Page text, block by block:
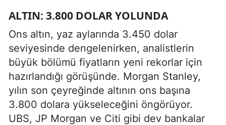
ALTIN: 3.800 DOLAR YOLUNDA
Ons altın, yaz aylarında 3.450 dolar
seviyesinde dengelenirken, analistlerin
büyük bölümü fiyatların yeni rekorlar için
hazırlandığı görüşünde. Morgan Stanley,
yılın son çeyreğinde altının ons başına
3.800 dolara yükseleceğini öngörüyor.
UBS, JP Morgan ve Citi gibi dev bankalar